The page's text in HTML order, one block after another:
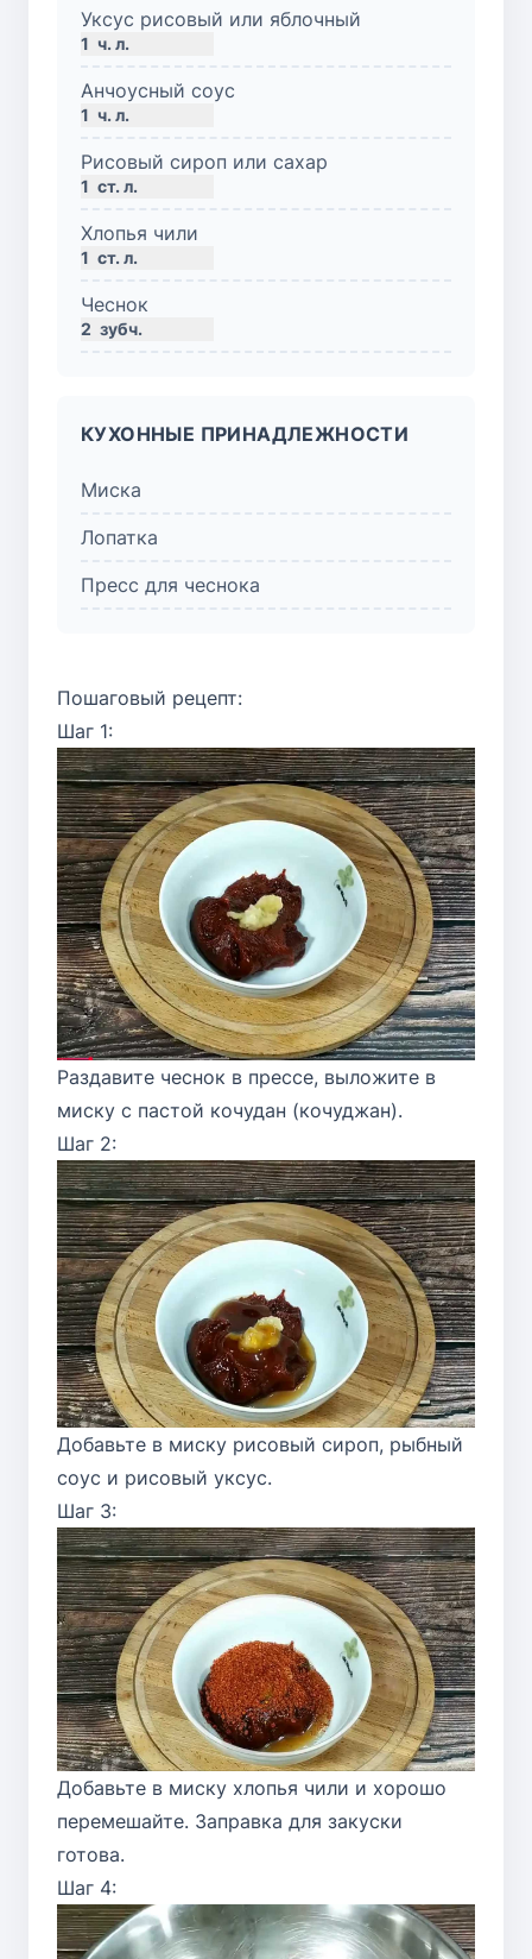
Уксус рисовый или яблочный
1 ч. л.
Анчоусный соус
1 ч. л.
Рисовый сироп или сахар
1 ст. л.
Хлопья чили
1 ст. л.
Чеснок
2 зубч.
КУХОННЫЕ ПРИНАДЛЕЖНОСТИ
Миска
Лопатка
Пресс для чеснока
Пошаговый рецепт:
Шаг 1:
Раздавите чеснок в прессе, выложите в
миску с пастой кочудан (кочуджан).
Шаг 2:
Добавьте в миску рисовый сироп, рыбный
соус и рисовый уксус.
Шаг 3:
Добавьте в миску хлопья чили и хорошо
перемешайте. Заправка для закуски
готова.
Шаг 4: